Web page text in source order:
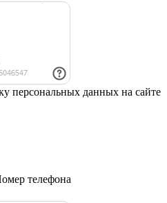
персональных данных на сайте
телефона